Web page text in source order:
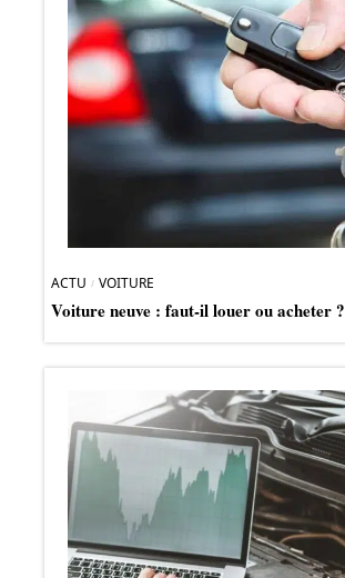
ACTU VOITURE
Voiture neuve : faut-il louer ou acheter ?